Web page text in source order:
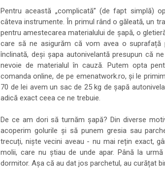
Pentru această „complicată” (de fapt simplă)
câteva instrumente. În primul rând o găleată, un
pentru amestecarea materialului de șapă, o
care să ne asigurăm că vom avea o
înclinată, deși șapa autonivelantă presupun că
nevoie de materialul în cauză. Putem opta
comanda online, de pe emenatwork.ro, și le
70 de lei avem un sac de 25 kg de șapă
adică exact ceea ce ne trebuie.
De ce am dori să turnăm șapă? Din diverse
acoperim golurile și să punem gresia sau
trecuți, niște vecini aveau - nu mai rețin exact,
molii, care nu știau de unde apar. Până la
dormitor. Așa că au dat jos parchetul, au curățat